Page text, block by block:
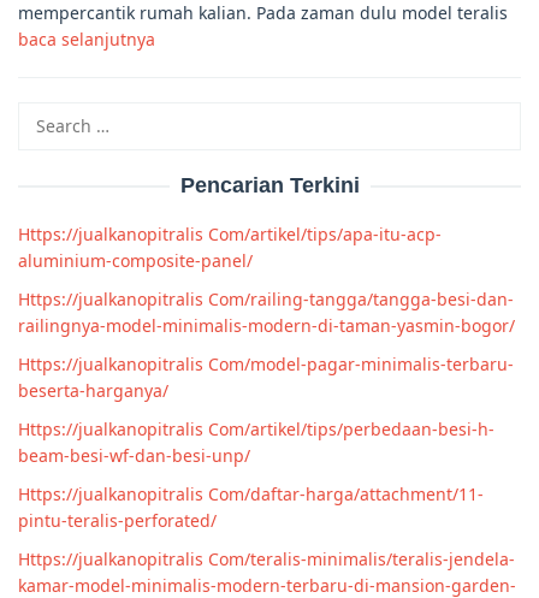
mempercantik rumah kalian. Pada zaman dulu model teralis
baca selanjutnya
for:
Pencarian Terkini
Https://jualkanopitralis Com/artikel/tips/apa-itu-acp-
aluminium-composite-panel/
Https://jualkanopitralis Com/railing-tangga/tangga-besi-dan-
railingnya-model-minimalis-modern-di-taman-yasmin-bogor/
Https://jualkanopitralis Com/model-pagar-minimalis-terbaru-
beserta-harganya/
Https://jualkanopitralis Com/artikel/tips/perbedaan-besi-h-
beam-besi-wf-dan-besi-unp/
Https://jualkanopitralis Com/daftar-harga/attachment/11-
pintu-teralis-perforated/
Https://jualkanopitralis Com/teralis-minimalis/teralis-jendela-
kamar-model-minimalis-modern-terbaru-di-mansion-garden-